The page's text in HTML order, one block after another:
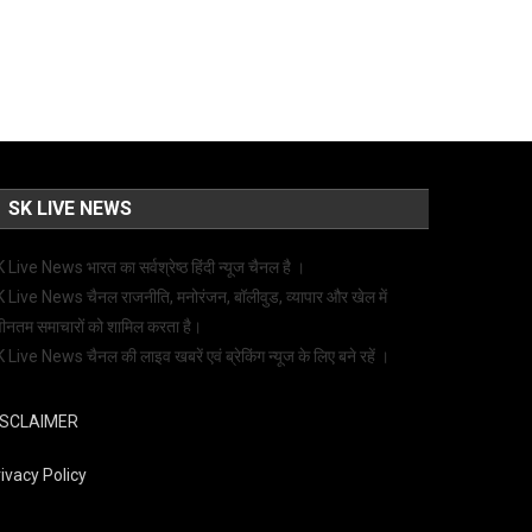
SK LIVE NEWS
Live News भारत का सर्वश्रेष्ठ हिंदी न्‍यूज चैनल है ।
Live News चैनल राजनीति, मनोरंजन, बॉलीवुड, व्यापार और खेल में
समाचारों को शामिल करता है।
Live News चैनल की लाइव खबरें एवं ब्रेकिंग न्यूज के लिए बने रहें ।
Policy